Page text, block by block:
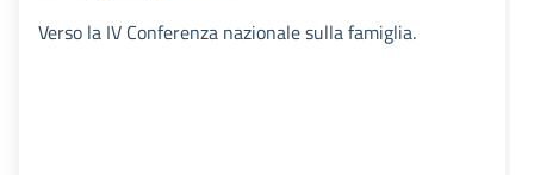
Verso la IV Conferenza nazionale sulla famiglia.